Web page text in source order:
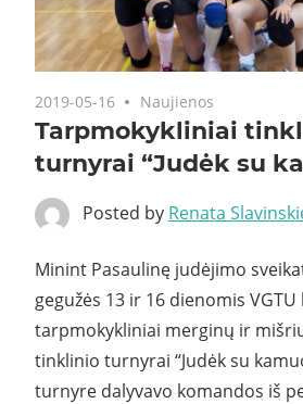
2019-05-16 Naujienos
Tarpmokykliniai
turnyrai “Judėk su
Posted by Renata
Minint Pasaulinę judėjimo
gegužės 13 ir 16 dienomis
tarpmokykliniai merginų ir
tinklinio turnyrai “Judėk su
turnyre dalyvavo komandos iš